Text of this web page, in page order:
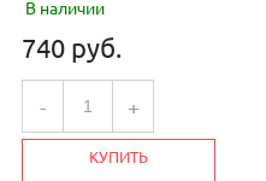
В наличии
740 руб.
- +
КУПИТЬ